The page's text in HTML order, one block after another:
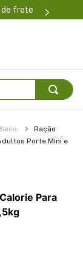
de frete
Ração
Porte Mini e
Para